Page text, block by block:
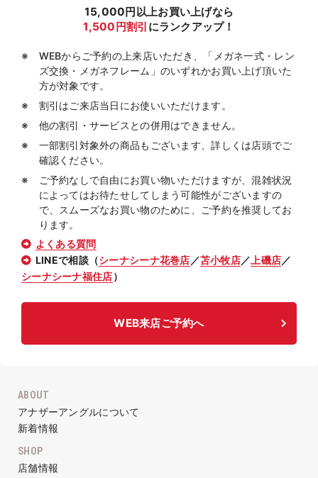
15,000円以上お買い上げなら
1,500円割引 にランクアップ！
WEBからご予約の上来店いただき、「メガネ一式・レン
ズ交換・メガネフレーム」のいずれかお買い上げ頂いた
方が対象です。
割引はご来店当日にお使いいただけます。
他の割引・サービスとの併用はできません。
一部割引対象外の商品もございます、詳しくは店頭でご
確認ください。
ご予約なしで自由にお買い物いただけますが、混雑状況
によってはお待たせしてしまう可能性がございますの
で、スムーズなお買い物のために、ご予約を推奨してお
ります。
よくある質問
LINEで相談（シーナシーナ花巻店 ／苫小牧店／ 上磯店／
シーナシーナ福住店）
WEB来店ご予約へ
ABOUT
アナザーアングルについて
新着情報
SHOP
店舗情報